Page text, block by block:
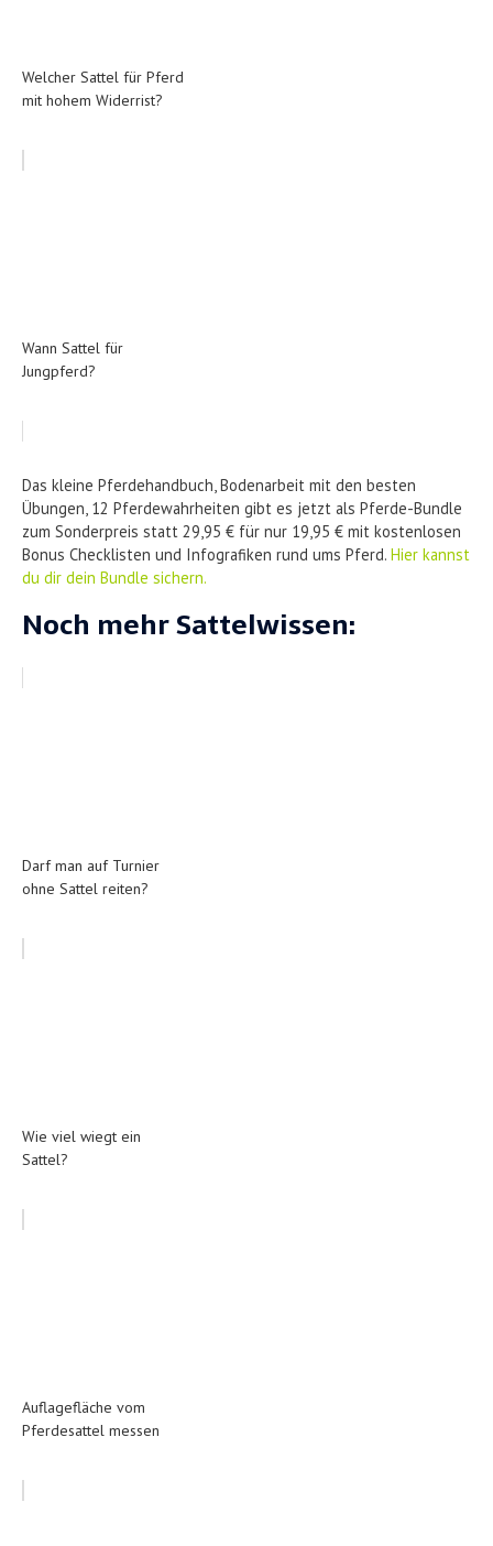
Welcher Sattel für Pferd
mit hohem Widerrist?
Wann Sattel für
Jungpferd?
Das kleine Pferdehandbuch, Bodenarbeit mit den besten
Übungen, 12 Pferdewahrheiten gibt es jetzt als Pferde-Bundle
zum Sonderpreis statt 29,95 € für nur 19,95 € mit kostenlosen
Bonus Checklisten und Infografiken rund ums Pferd. Hier kannst
du dir dein Bundle sichern.
Noch mehr Sattelwissen:
Darf man auf Turnier
ohne Sattel reiten?
Wie viel wiegt ein
Sattel?
Auflagefläche vom
Pferdesattel messen